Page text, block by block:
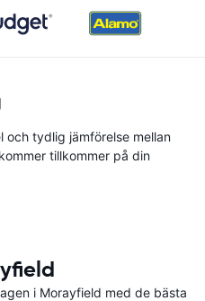
och tydlig jämförelse mellan
tillkommer på din
i Morayfield med de bästa